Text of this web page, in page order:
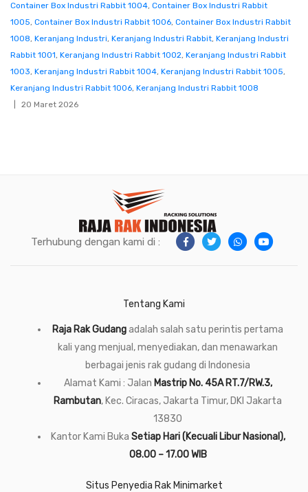
Container Box Industri Rabbit 1004, Container Box Industri Rabbit
1005, Container Box Industri Rabbit 1006, Container Box Industri Rabbit
1008, Keranjang Industri, Keranjang Industri Rabbit, Keranjang Industri
Rabbit 1001, Keranjang Industri Rabbit 1002, Keranjang Industri Rabbit
1003, Keranjang Industri Rabbit 1004, Keranjang Industri Rabbit 1005,
Keranjang Industri Rabbit 1006, Keranjang Industri Rabbit 1008
20 Maret 2026
Terhubung dengan kami di :
Tentang Kami
Raja Rak Gudangadalah salah satu perintis pertama
kali yang menjual, menyediakan, dan menawarkan
berbagai jenis rak gudang di Indonesia
Alamat Kami : Jalan Mastrip No. 45A RT.7/RW.3,
Rambutan, Kec. Ciracas, Jakarta Timur, DKI Jakarta
13830
Kantor Kami Buka Setiap Hari (Kecuali Libur Nasional),
08.00 – 17.00 WIB
Situs Penyedia Rak Minimarket